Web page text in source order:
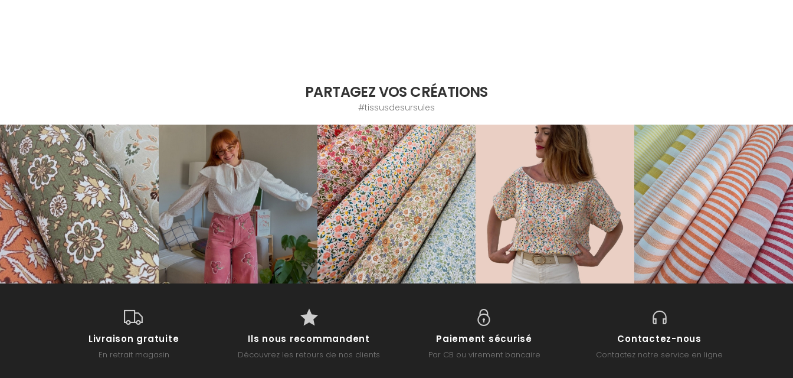
PARTAGEZ VOS CRÉATIONS
#tissusdesursules
Livraison gratuite
En retrait magasin
Ils nous recommandent
Découvrez les retours de nos clients
Paiement sécurisé
Par CB ou virement bancaire
Contactez-nous
Contactez notre service en ligne